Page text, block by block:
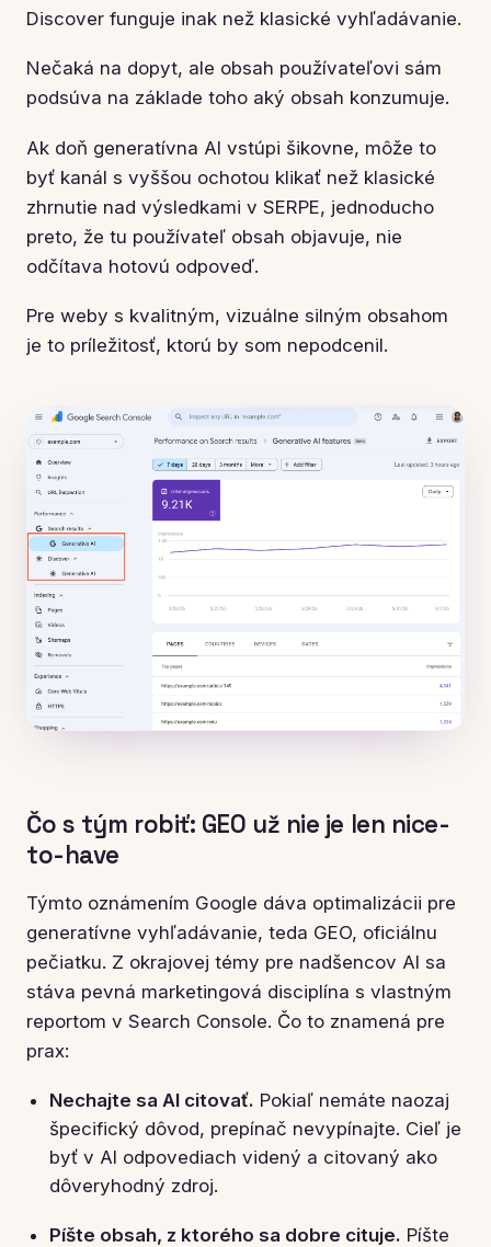
Discover funguje inak než klasické vyhľadávanie.
Nečaká na dopyt, ale obsah používateľovi sám
podsúva na základe toho aký obsah konzumuje.
Ak doň generatívna AI vstúpi šikovne, môže to
byť kanál s vyššou ochotou klikať než klasické
zhrnutie nad výsledkami v SERPE, jednoducho
preto, že tu používateľ obsah objavuje, nie
odčítava hotovú odpoveď.
Pre weby s kvalitným, vizuálne silným obsahom
je to príležitosť, ktorú by som nepodcenil.
Čo s tým robiť: GEO už nie je len nice-
to-have
Týmto oznámením Google dáva optimalizácii pre
generatívne vyhľadávanie, teda GEO, oficiálnu
pečiatku. Z okrajovej témy pre nadšencov AI sa
stáva pevná marketingová disciplína s vlastným
reportom v Search Console. Čo to znamená pre
prax:
Nechajte sa AI citovať. Pokiaľ nemáte naozaj
špecifický dôvod, prepínač nevypínajte. Cieľ je
byť v AI odpovediach videný a citovaný ako
dôveryhodný zdroj.
Píšte obsah, z ktorého sa dobre cituje. Píšte